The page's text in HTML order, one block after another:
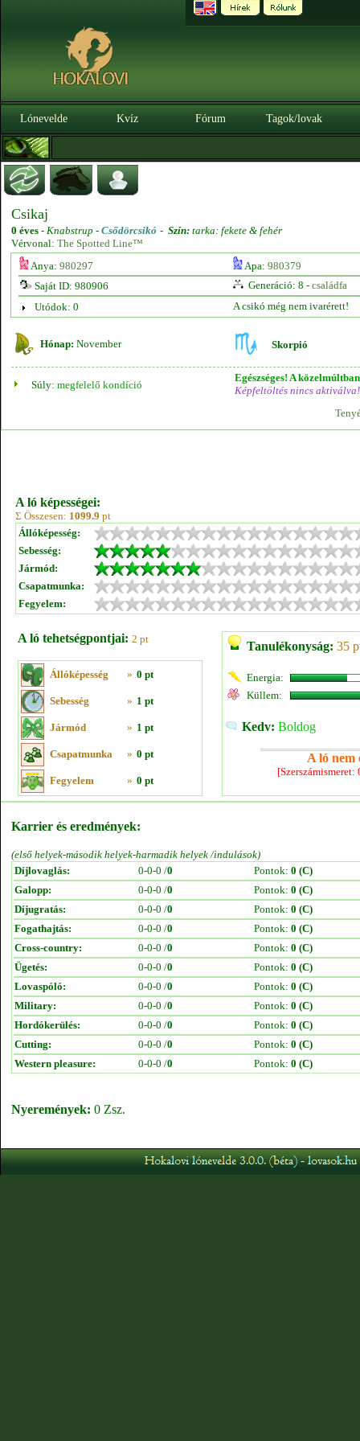
Lónevelde Kvíz Fórum Tagok/lovak
Csikaj
0 éves - Knabstrup - Csődörcsikó - Szín: tarka: fekete & fehér
Vérvonal: The Spotted Line™
Anya: 980297 Apa: 980379
Saját ID: 980906
Generáció: 8 - családfa
Utódok: 0
A csikó még nem ivarérett!
Hónap: November Skorpió
Súly: megfelelő kondíció
Egészséges! A
Képfeltöltés nincs aktiválva!
A ló képességei:
Σ Összesen: 1099.9 pt
Állóképesség:
Sebesség:
Jármód:
Csapatmunka:
Fegyelem:
A ló tehetségpontjai: 2 pt
Állóképesség » 0 pt
Sebesség » 1 pt
Jármód » 1 pt
Csapatmunka » 0 pt
Fegyelem » 0 pt
Tanulékonyság: 35
Energia:
Küllem:
Kedv: Boldog
A ló nem
Karrier és eredmények:
(első helyek-második helyek-harmadik helyek /indulások)
Díjlovaglás:
0-0-0 /0 Pontok: 0 (C)
Galopp:
0-0-0 /0 Pontok: 0 (C)
Díjugratás:
0-0-0 /0 Pontok: 0 (C)
Fogathajtás:
0-0-0 /0 Pontok: 0 (C)
Cross-country:
0-0-0 /0 Pontok: 0 (C)
Ügetés:
0-0-0 /0 Pontok: 0 (C)
Lovaspóló:
0-0-0 /0 Pontok: 0 (C)
Military:
0-0-0 /0 Pontok: 0 (C)
Hordókerülés:
0-0-0 /0 Pontok: 0 (C)
Cutting:
0-0-0 /0 Pontok: 0 (C)
Western pleasure:
0-0-0 /0 Pontok: 0 (C)
Nyeremények: 0 Zsz.